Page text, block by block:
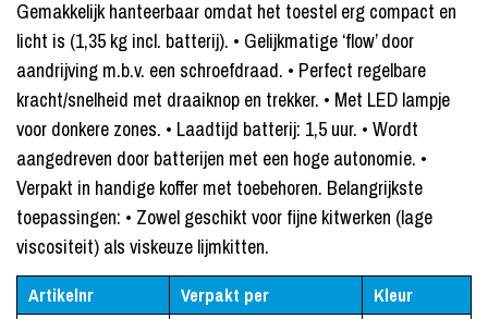
Gemakkelijk hanteerbaar omdat het toestel erg compact en
licht is (1,35 kg incl. batterij). • Gelijkmatige ‘flow’ door
aandrijving m.b.v. een schroefdraad. • Perfect regelbare
kracht/snelheid met draaiknop en trekker. • Met LED lampje
voor donkere zones. • Laadtijd batterij: 1,5 uur. • Wordt
aangedreven door batterijen met een hoge autonomie. •
Verpakt in handige koffer met toebehoren. Belangrijkste
toepassingen: • Zowel geschikt voor fijne kitwerken (lage
viscositeit) als viskeuze lijmkitten.
Artikelnr Verpakt per
Kleur